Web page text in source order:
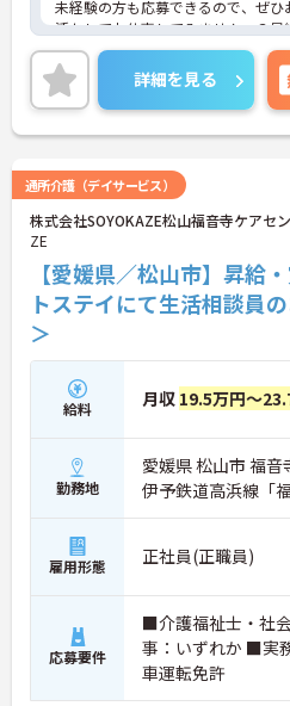
未経験の方も応募できるので、ぜひ
活かしてお仕事してみませんヵ？昇
た待遇となっており、とてもやりが
なっております◎
ご興味ある方は面接ポイントをお伝
お気軽にお問い合わせください♪
詳細を見る
通所介護（デイサービス）
株式会社SOYOKAZE松山福音寺ケアセ
ZE
【愛媛県／松山市】昇給
トステイにて生活相談員
＞
給料 月収 19.5万円～
勤務地
愛媛県 松山市 福音
伊予鉄道高浜線「
雇用形態 正社員(正職員)
応募要件
■介護福祉士・社
事：いずれか ■実
車運転免許